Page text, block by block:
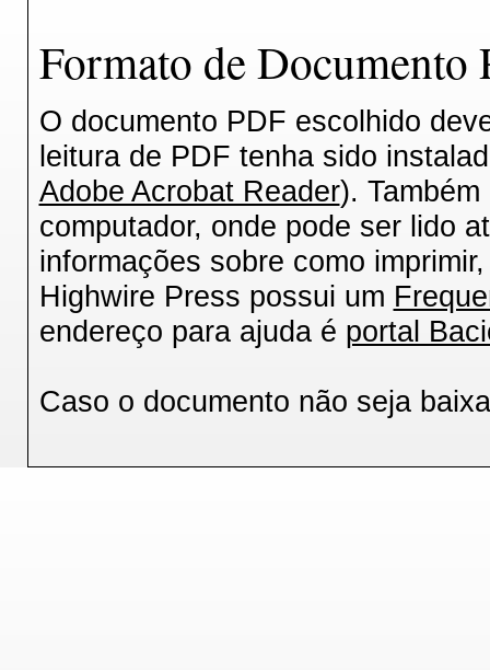
Formato de
O documento PDF escolhido
leitura de PDF tenha sido
Adobe Acrobat Reader).
computador, onde pode ser lido
informações sobre como
Highwire Press possui um
endereço para ajuda é portal
Caso o documento não seja